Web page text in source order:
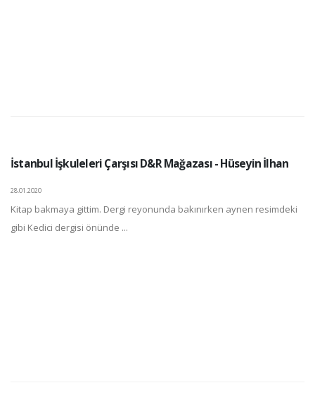
İstanbul İşkuleleri Çarşısı D&R Mağazası - Hüseyin İlhan
28.01.2020
Kitap bakmaya gittim. Dergi reyonunda bakınırken aynen resimdeki
gibi Kedici dergisi önünde ...